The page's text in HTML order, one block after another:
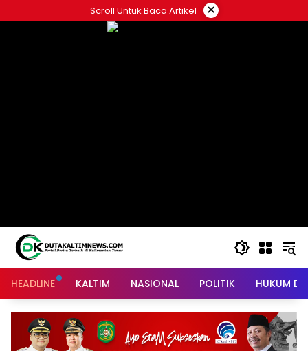
to
Scroll Untuk Baca Artikel ×
HEADLINE KALTIM NASIONAL POLITIK HUKUM